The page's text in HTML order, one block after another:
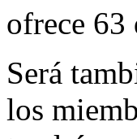
ofrece 63
Será
los